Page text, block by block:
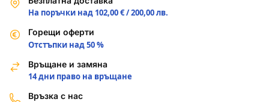
На поръчки над 102,00 € / 200,00 лв.
Горещи оферти
Отстъпки над 50 %
Връщане и замяна
14 дни право на връщане
Връзка с нас